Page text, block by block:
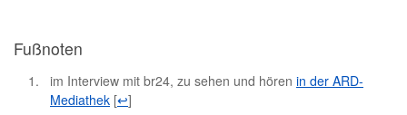
Fußnoten
im Interview mit br24, zu sehen und hören in der ARD-
Mediathek [↩]